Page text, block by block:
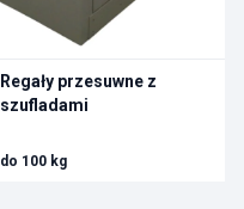
Regały przesuwne z
szufladami
do 100 kg